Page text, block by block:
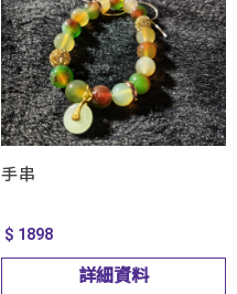
手串
$ 1898
詳細資料